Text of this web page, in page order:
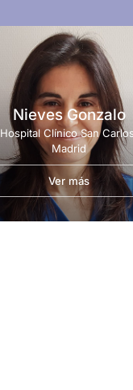
Nieves Gonzalo
Hospital Clínico San
Madrid
Ver más